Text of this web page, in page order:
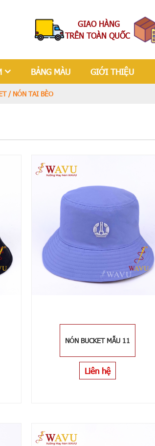
GIAO HÀNG
TRÊN TOÀN QUỐC
BẢNG MÀU GIỚI THIỆU
/ NÓN TAI BÈO
NÓN BUCKET MẪU 11
Liên hệ